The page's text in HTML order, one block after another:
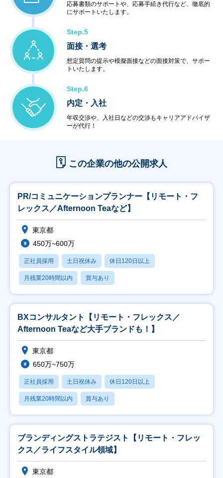
応募書類のサポートや、応募手続き代行など、徹底的
にサポートいたします。
Step.5
面接・選考
想定質問の提示や模擬面接などの面接対策で、サポー
トいたします。
Step.6
内定・入社
年収交渉や、入社日などの交渉もキャリアアドバイザ
ーが代行！
この企業の他の公開求人
PR/コミュニケーションプランナー【リモート・フ
レックス／Afternoon Teaなど】
東京都
450万~600万
正社員採用 土日祝休み 休日120日以上
月残業20時間以内 賞与あり
BXコンサルタント【リモート・フレックス／
Afternoon Teaなど大手ブランドも！】
東京都
650万~750万
正社員採用 土日祝休み 休日120日以上
月残業20時間以内 賞与あり
ブランディングストラテジスト【リモート・フレッ
クス／ライフスタイル領域】
東京都